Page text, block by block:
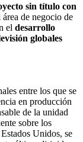
sin título con
área de negocio de
el desarrollo
globales
entre los que se
en producción
de la unidad
sobre los
Unidos, se